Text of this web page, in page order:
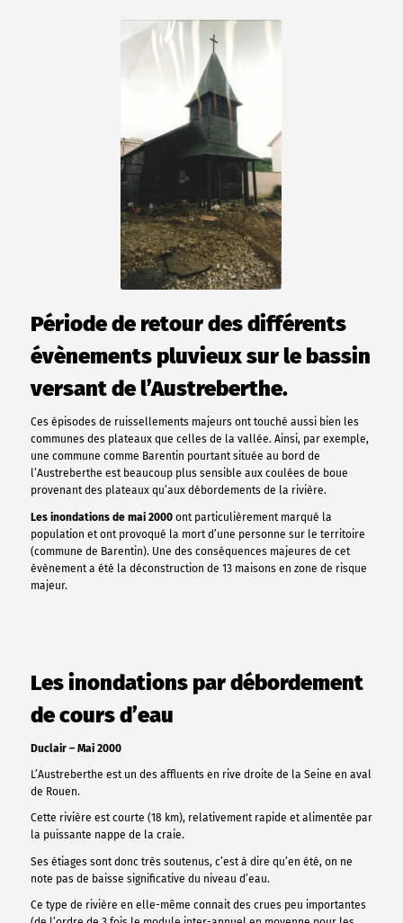
Période de retour des différents
évènements pluvieux sur le bassin
versant de l’Austreberthe.
Ces épisodes de ruissellements majeurs ont touché aussi bien les
communes des plateaux que celles de la vallée. Ainsi, par exemple,
une commune comme Barentin pourtant située au bord de
l’Austreberthe est beaucoup plus sensible aux coulées de boue
provenant des plateaux qu’aux débordements de la rivière.
Les inondations de mai 2000ont particulièrement marqué la
population et ont provoqué la mort d’une personne sur le territoire
(commune de Barentin). Une des conséquences majeures de cet
évènement a été la déconstruction de 13 maisons en zone de risque
majeur.
Les inondations par débordement
de cours d’eau
Duclair – Mai 2000
L’Austreberthe est un des affluents en rive droite de la Seine en aval
de Rouen.
Cette rivière est courte (18 km), relativement rapide et alimentée par
la puissante nappe de la craie.
Ses étiages sont donc très soutenus, c’est à dire qu’en été, on ne
note pas de baisse significative du niveau d’eau.
Ce type de rivière en elle-même connait des crues peu importantes